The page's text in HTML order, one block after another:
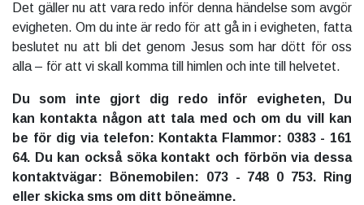
Det gäller nu att vara redo inför denna händelse som avgör
evigheten. Om du inte är redo för att gå in i evigheten, fatta
beslutet nu att bli det genom Jesus som har dött för oss
alla – för att vi skall komma till himlen och inte till helvetet.
Du som inte gjort dig redo inför evigheten, Du
kan kontakta någon att tala med och om du vill kan
be för dig via telefon: Kontakta Flammor: 0383 - 161
64. Du kan också söka kontakt och förbön via dessa
kontaktvägar: Bönemobilen: 073 - 748 0 753. Ring
eller skicka sms om ditt böneämne.